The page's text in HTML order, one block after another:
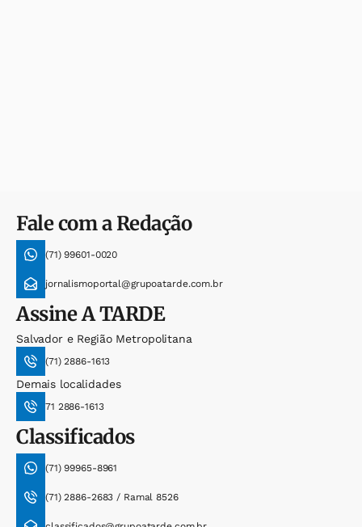
Fale com a Redação
(71) 99601-0020
jornalismoportal@grupoatarde.com.br
AssineA TARDE
Salvador e Região Metropolitana
(71) 2886-1613
Demais localidades
71 2886-1613
Classificados
(71) 99965-8961
(71) 2886-2683 / Ramal 8526